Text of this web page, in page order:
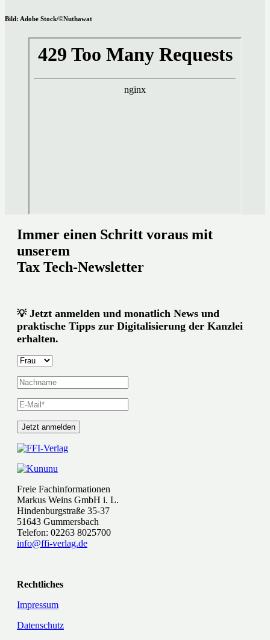
Bild: Adobe Stock/©Nuthawat
Immer einen Schritt voraus mit
unserem
Tax Tech-Newsletter
💡Jetzt anmelden und monatlich News und
praktische Tipps zur Digitalisierung der Kanzlei
erhalten.
Freie Fachinformationen
Markus Weins GmbH i. L.
Hindenburgstraße 35-37
51643 Gummersbach
Telefon: 02263 8025700
info@ffi-verlag.de
Rechtliches
Impressum
Datenschutz